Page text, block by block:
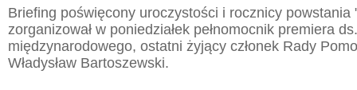
Briefing poświęcony uroczystości i rocznicy powstania
zorganizował w poniedziałek pełnomocnik premiera
międzynarodowego, ostatni żyjący członek Rady
Władysław Bartoszewski.